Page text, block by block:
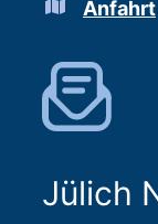
Anfahrt
Jülich